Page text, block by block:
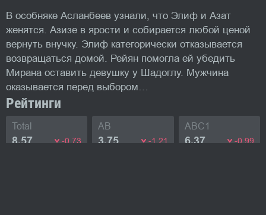
В особняке Асланбеев узнали, что Элиф и Азат
женятся. Азизе в ярости и собирается любой ценой
вернуть внучку. Элиф категорически отказывается
возвращаться домой. Рейян помогла ей убедить
Мирана оставить девушку у Шадоглу. Мужчина
оказывается перед выбором…
Рейтинги
Total
8.57 -0.73
AB
3.75 -1.21
ABC1
6.37 -0.99